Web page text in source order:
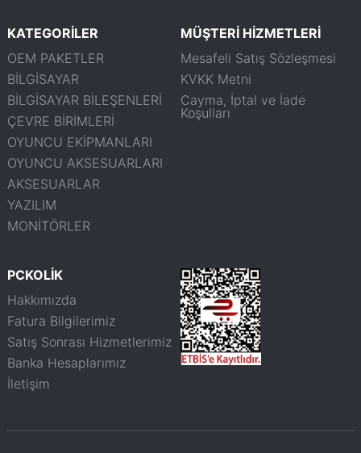
KATEGORİLER
OEM PAKETLER
BİLGİSAYAR
BİLGİSAYAR BİLEŞENLERİ
ÇEVRE BİRİMLERİ
OYUNCU EKİPMANLARI
OYUNCU AKSESUARLARI
AKSESUARLAR
YAZILIM
MONİTÖRLER
MÜŞTERİ HİZMETLERİ
Mesafeli Satış Sözleşmesi
KVKK Metni
Cayma, İptal ve İade
Koşulları
PCKOLİK
Hakkımızda
Fatura Bilgilerimiz
Satış Sonrası Hizmetlerimiz
Banka Hesaplarımız
İletişim